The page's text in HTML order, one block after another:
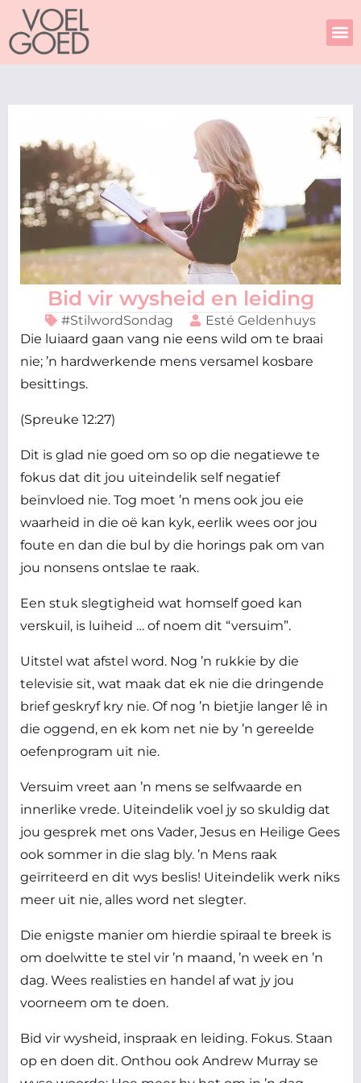
Skip
content
Bid vir wysheid en leiding
#StilwordSondag
Esté Geldenhuys
Die luiaard gaan vang nie eens wild om te braai
nie; ’n hardwerkende mens versamel kosbare
besittings.
(Spreuke 12:27)
Dit is glad nie goed om so op die negatiewe te
fokus dat dit jou uiteindelik self negatief
beïnvloed nie. Tog moet ’n mens ook jou eie
waarheid in die oë kan kyk, eerlik wees oor jou
foute en dan die bul by die horings pak om van
jou nonsens ontslae te raak.
Een stuk slegtigheid wat homself goed kan
verskuil, is luiheid … of noem dit “versuim”.
Uitstel wat afstel word. Nog ’n rukkie by die
televisie sit, wat maak dat ek nie die dringende
brief geskryf kry nie. Of nog ’n bietjie langer lê in
die oggend, en ek kom net nie by ’n gereelde
oefenprogram uit nie.
Versuim vreet aan ’n mens se selfwaarde en
innerlike vrede. Uiteindelik voel jy so skuldig dat
jou gesprek met ons Vader, Jesus en Heilige Gees
ook sommer in die slag bly. ’n Mens raak
geïrriteerd en dit wys beslis! Uiteindelik werk niks
meer uit nie, alles word net slegter.
Die enigste manier om hierdie spiraal te breek is
om doelwitte te stel vir ’n maand, ’n week en ’n
dag. Wees realisties en handel af wat jy jou
voorneem om te doen.
Bid vir wysheid, inspraak en leiding. Fokus. Staan
op en doen dit. Onthou ook Andrew Murray se